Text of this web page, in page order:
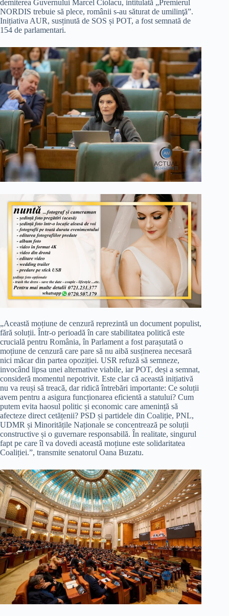
demiterea Guvernului Marcel Ciolacu, intitulată „Premierul
NORDIS trebuie să plece, românii s-au săturat de umilinţă”.
Inițiativa AUR, susținută de SOS și POT, a fost semnată de
154 de parlamentari.
„Această moțiune de cenzură reprezintă un document populist,
fără soluții. Într-o perioadă în care stabilitatea politică este
crucială pentru România, în Parlament a fost parașutată o
moțiune de cenzură care pare să nu aibă susținerea necesară
nici măcar din partea opoziției. USR refuză să semneze,
invocând lipsa unei alternative viabile, iar POT, deși a semnat,
consideră momentul nepotrivit. Este clar că această inițiativă
nu va reuși să treacă, dar ridică întrebări importante: Ce soluții
avem pentru a asigura funcționarea eficientă a statului? Cum
putem evita haosul politic și economic care amenință să
afecteze direct cetățenii? PSD și partidele din Coaliție, PNL,
UDMR și Minoritățile Naționale se concentrează pe soluții
constructive și o guvernare responsabilă. În realitate, singurul
fapt pe care îl va dovedi această moțiune este solidaritatea
Coaliției.”, transmite senatorul Oana Buzatu.